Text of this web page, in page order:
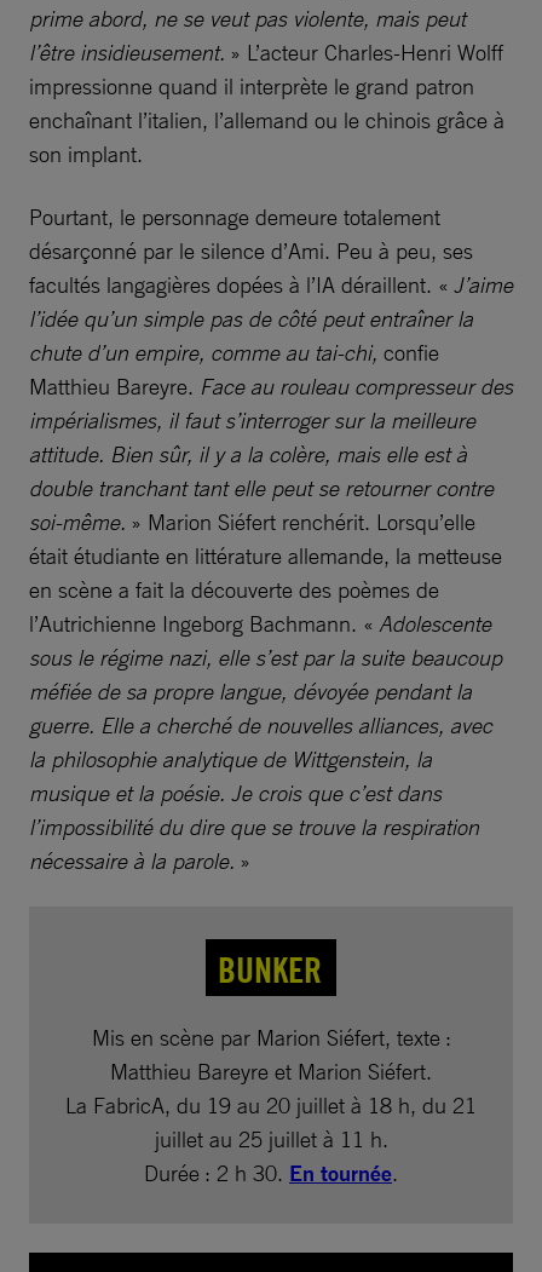
prime abord, ne se veut pas violente, mais peut
l’être insidieusement. » L’acteur Charles-Henri Wolff
impressionne quand il interprète le grand patron
enchaînant l’italien, l’allemand ou le chinois grâce à
son implant.
Pourtant, le personnage demeure totalement
désarçonné par le silence d’Ami. Peu à peu, ses
facultés langagières dopées à l’IA déraillent. « J’aime
l’idée qu’un simple pas de côté peut entraîner la
chute d’un empire, comme au tai-chi, confie
Matthieu Bareyre. Face au rouleau compresseur des
impérialismes, il faut s’interroger sur la meilleure
attitude. Bien sûr, il y a la colère, mais elle est à
double tranchant tant elle peut se retourner contre
soi-même. » Marion Siéfert renchérit. Lorsqu’elle
était étudiante en littérature allemande, la metteuse
en scène a fait la découverte des poèmes de
l’Autrichienne Ingeborg Bachmann. « Adolescente
sous le régime nazi, elle s’est par la suite beaucoup
méfiée de sa propre langue, dévoyée pendant la
guerre. Elle a cherché de nouvelles alliances, avec
la philosophie analytique de Wittgenstein, la
musique et la poésie. Je crois que c’est dans
l’impossibilité du dire que se trouve la respiration
nécessaire à la parole. »
BUNKER
Mis en scène par Marion Siéfert, texte :
Matthieu Bareyre et Marion Siéfert.
La FabricA, du 19 au 20 juillet à 18 h, du 21
juillet au 25 juillet à 11 h.
Durée : 2 h 30. En tournée.